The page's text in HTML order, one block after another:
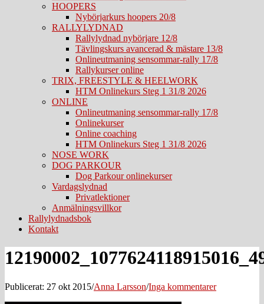
HOOPERS
Nybörjarkurs hoopers 20/8
RALLYLYDNAD
Rallylydnad nybörjare 12/8
Tävlingskurs avancerad & mästare 13/8
Onlineutmaning sensommar-rally 17/8
Rallykurser online
TRIX, FREESTYLE & HEELWORK
HTM Onlinekurs Steg 1 31/8 2026
ONLINE
Onlineutmaning sensommar-rally 17/8
Onlinekurser
Online coaching
HTM Onlinekurs Steg 1 31/8 2026
NOSE WORK
DOG PARKOUR
Dog Parkour onlinekurser
Vardagslydnad
Privatlektioner
Anmälningsvillkor
Rallylydnadsbok
Kontakt
Publicerat: 27 okt 2015/Anna Larsson/Inga kommentarer